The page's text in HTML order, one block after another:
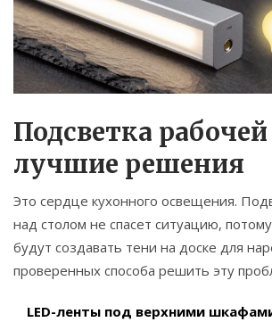
Подсветка
лучшие решения
Это сердце кухонного освещения.
над столом не спасет ситуацию,
будут создавать тени на доске для
проверенных способа решить эту
LED-ленты под верхними